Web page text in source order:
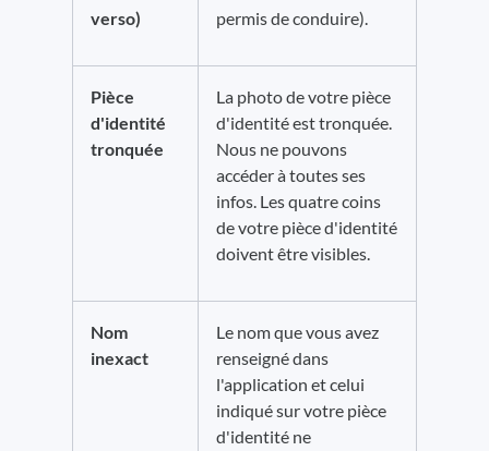
verso)
permis de conduire).
Pièce
d'identité
tronquée
La photo de votre pièce
d'identité est tronquée.
Nous ne pouvons
accéder à toutes ses
infos. Les quatre coins
de votre pièce d'identité
doivent être visibles.
Nom
inexact
Le nom que vous avez
renseigné dans
l'application et celui
indiqué sur votre pièce
d'identité ne